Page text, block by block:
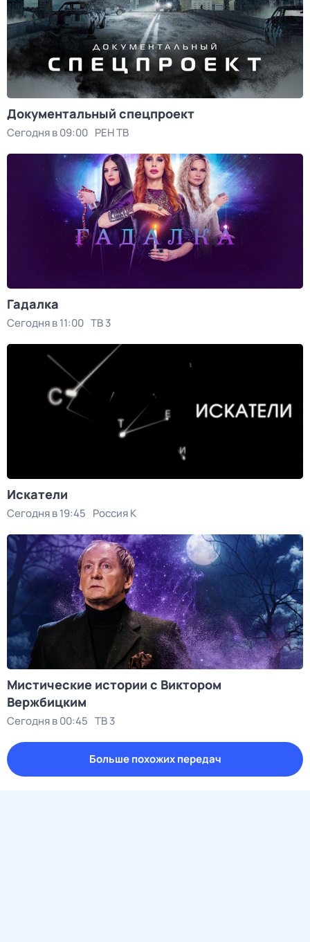
Документальный спецпроект
Сегодня в 09:00 РЕН ТВ
Гадалка
Сегодня в 11:00 ТВ 3
Искатели
Сегодня в 19:45 Россия К
Мистические истории с Виктoром
Bержбицким
Сегодня в 00:45 ТВ 3
Больше похожих передач